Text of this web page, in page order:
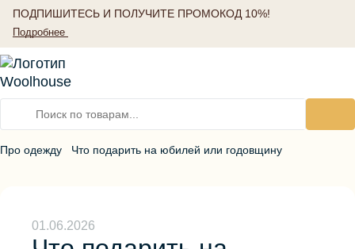
ПОДПИШИТЕСЬ И ПОЛУЧИТЕ ПРОМОКОД 10%!
Подробнее
Сувениры
Изделия из хлопка
Мужские тапочки
Детские тапочки
Куртки женские
Про одежду Что подарить на юбилей или годовщину
01.06.2026